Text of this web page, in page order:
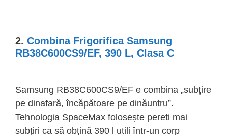
2. Combina Frigorifica Samsung
RB38C600CS9/EF, 390 L, Clasa C
Samsung RB38C600CS9/EF e combina „subțire
pe dinafară, încăpătoare pe dinăuntru”.
Tehnologia SpaceMax folosește pereți mai
subțiri ca să obțină 390 l utili într-un corp